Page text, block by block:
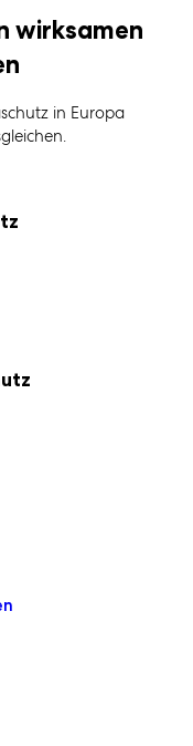
wirksamen
in Europa